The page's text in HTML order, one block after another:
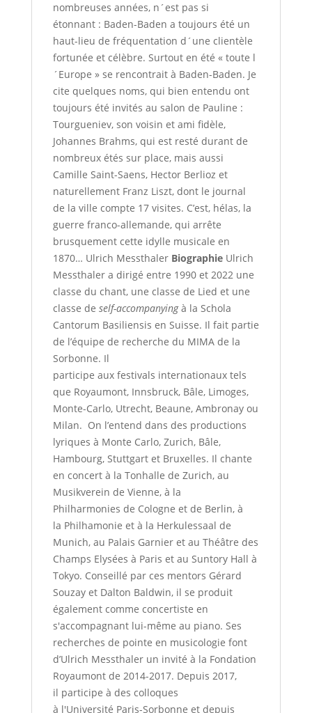
nombreuses années, n´est pas si
étonnant : Baden-Baden a toujours été un
haut-lieu de fréquentation d´une clientèle
fortunée et célèbre. Surtout en été « toute l
´Europe » se rencontrait à Baden-Baden. Je
cite quelques noms, qui bien entendu ont
toujours été invités au salon de Pauline :
Tourgueniev, son voisin et ami fidèle,
Johannes Brahms, qui est resté durant de
nombreux étés sur place, mais aussi
Camille Saint-Saens, Hector Berlioz et
naturellement Franz Liszt, dont le journal
de la ville compte 17 visites. C’est, hélas, la
guerre franco-allemande, qui arrête
brusquement cette idylle musicale en
1870… Ulrich Messthaler BiographieUlrich
Messthaler a dirigé entre 1990 et 2022 une
classe du chant, une classe de Lied et une
classe de self-accompanyingà la Schola
Cantorum Basiliensis en Suisse. Il fait partie
de l’équipe de recherche du MIMA de la
Sorbonne. Il
participe aux festivals internationaux tels
que Royaumont, Innsbruck, Bâle, Limoges,
Monte-Carlo, Utrecht, Beaune, Ambronay ou
Milan. On l’entend dans des productions
lyriques à Monte Carlo, Zurich, Bâle,
Hambourg, Stuttgart et Bruxelles. Il chante
en concert à la Tonhalle de Zurich, au
Musikverein de Vienne, à la
Philharmonies de Cologne et de Berlin, à
la Philhamonie et à la Herkulessaal de
Munich, au Palais Garnier et au Théâtre des
Champs Elysées à Paris et au Suntory Hall à
Tokyo. Conseillé par ces mentors Gérard
Souzay et Dalton Baldwin, il se produit
également comme concertiste en
s'accompagnant lui-même au piano. Ses
recherches de pointe en musicologie font
d’Ulrich Messthaler un invité à la Fondation
Royaumont de 2014-2017. Depuis 2017,
il participe à des colloques
à l'Université Paris-Sorbonne et depuis